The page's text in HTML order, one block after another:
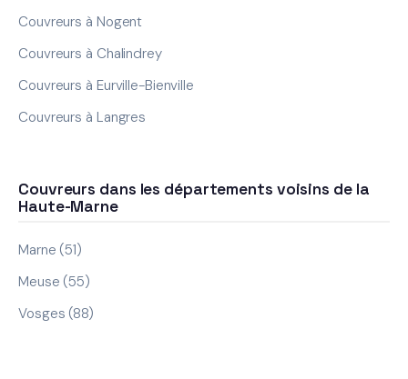
Couvreurs à Nogent
Couvreurs à Chalindrey
Couvreurs à Eurville-Bienville
Couvreurs à Langres
Couvreurs dans les départements voisins de la
Haute-Marne
Marne (51)
Meuse (55)
Vosges (88)